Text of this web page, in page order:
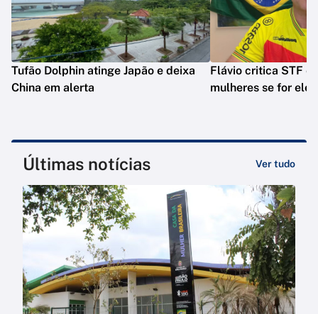
Tufão Dolphin atinge Japão e deixa
China em alerta
Flávio critica STF e
mulheres se for
Últimas notícias Ver tudo